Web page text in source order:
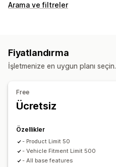
Arama ve filtreler
Ekran özelleştirme
Analizler
Filtre kullanımı
Fiyatlandırma
İşletmenize en uygun planı seçin.
Free
Ücretsiz
Özellikler
- Product Limit 50
- Vehicle Fitment Limit 500
- All base features